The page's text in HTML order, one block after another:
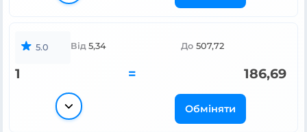
5.0 Від 5,34 До 507,72
1 = 186,69
Обміняти